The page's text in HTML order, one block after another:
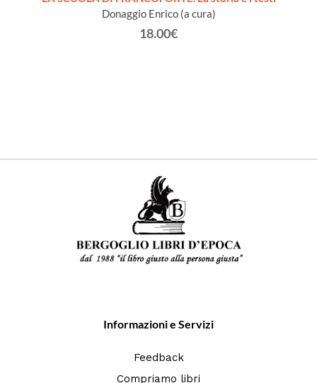
Donaggio Enrico (a cura)
18.00€
Informazioni e Servizi
Feedback
Compriamo libri